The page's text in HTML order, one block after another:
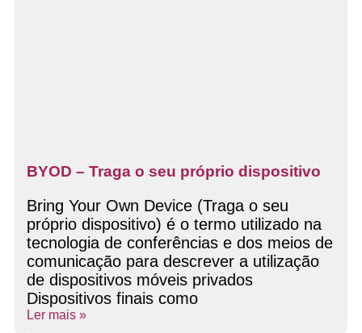
BYOD – Traga o seu próprio dispositivo
Bring Your Own Device (Traga o seu
próprio dispositivo) é o termo utilizado na
tecnologia de conferências e dos meios de
comunicação para descrever a utilização
de dispositivos móveis privados
Dispositivos finais como
Ler mais »